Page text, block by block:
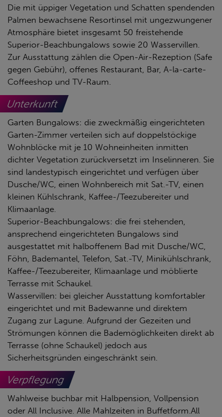
Die mit üppiger Vegetation und Schatten spendenden
Palmen bewachsene Resortinsel mit ungezwungener
Atmosphäre bietet insgesamt 50 freistehende
Superior-Beachbungalows sowie 20 Wasservillen.
Zur Ausstattung zählen die Open-Air-Rezeption (Safe
gegen Gebühr), offenes Restaurant, Bar, A-la-carte-
Coffeeshop und TV-Raum.
Unterkunft
Garten Bungalows: die zweckmäßig eingerichteten
Garten-Zimmer verteilen sich auf doppelstöckige
Wohnblöcke mit je 10 Wohneinheiten inmitten
dichter Vegetation zurückversetzt im Inselinneren. Sie
sind landestypisch eingerichtet und verfügen über
Dusche/WC, einen Wohnbereich mit Sat.-TV, einen
kleinen Kühlschrank, Kaffee-/Teezubereiter und
Klimaanlage.
Superior-Beachbungalows: die frei stehenden,
ansprechend eingerichteten Bungalows sind
ausgestattet mit halboffenem Bad mit Dusche/WC,
Föhn, Bademantel, Telefon, Sat.-TV, Minikühlschrank,
Kaffee-/Teezubereiter, Klimaanlage und möblierte
Terrasse mit Schaukel.
Wasservillen: bei gleicher Ausstattung komfortabler
eingerichtet und mit Badewanne und direktem
Zugang zur Lagune. Aufgrund der Gezeiten und
Strömungen können die Bademöglichkeiten direkt ab
Terrasse (ohne Schaukel) jedoch aus
Sicherheitsgründen eingeschränkt sein.
Verpflegung
Wahlweise buchbar mit Halbpension, Vollpension
oder All Inclusive. Alle Mahlzeiten in Buffetform.All